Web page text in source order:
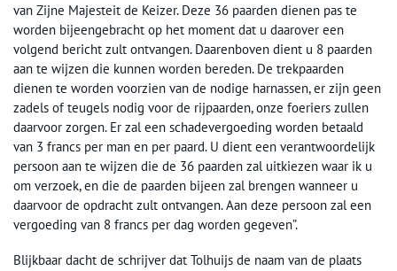
van Zijne Majesteit de Keizer. Deze 36 paarden dienen pas te
worden bijeengebracht op het moment dat u daarover een
volgend bericht zult ontvangen. Daarenboven dient u 8 paarden
aan te wijzen die kunnen worden bereden. De trekpaarden
dienen te worden voorzien van de nodige harnassen, er zijn geen
zadels of teugels nodig voor de rijpaarden, onze foeriers zullen
daarvoor zorgen. Er zal een schadevergoeding worden betaald
van 3 francs per man en per paard. U dient een verantwoordelijk
persoon aan te wijzen die de 36 paarden zal uitkiezen waar ik u
om verzoek, en die de paarden bijeen zal brengen wanneer u
daarvoor de opdracht zult ontvangen. Aan deze persoon zal een
vergoeding van 8 francs per dag worden gegeven”.
Blijkbaar dacht de schrijver dat Tolhuijs de naam van de plaats